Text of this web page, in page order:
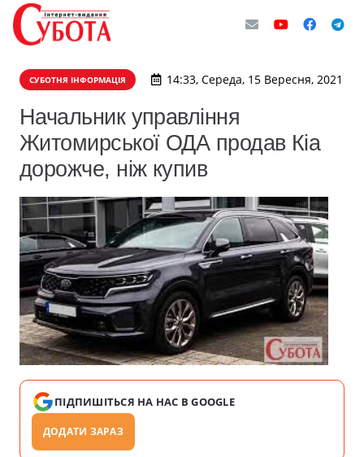
СУБОТНЯ ІНФОРМАЦІЯ 14:33, Середа, 15 Вересня, 2021
Начальник управління
Житомирської ОДА продав Кіа
дорожче, ніж купив
ПІДПИШІТЬСЯ НА НАС В GOOGLE
ДОДАТИ ЗАРАЗ